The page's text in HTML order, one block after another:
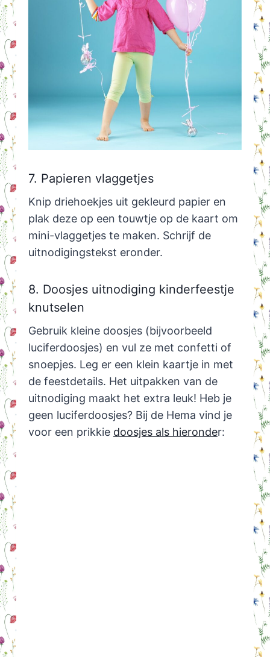
7. Papieren vlaggetjes
Knip driehoekjes uit gekleurd papier en
plak deze op een touwtje op de kaart om
mini-vlaggetjes te maken. Schrijf de
uitnodigingstekst eronder.
8. Doosjes uitnodiging kinderfeestje
knutselen
Gebruik kleine doosjes (bijvoorbeeld
luciferdoosjes) en vul ze met confetti of
snoepjes. Leg er een klein kaartje in met
de feestdetails. Het uitpakken van de
uitnodiging maakt het extra leuk! Heb je
geen luciferdoosjes? Bij de Hema vind je
voor een prikkie doosjes als hieronder: